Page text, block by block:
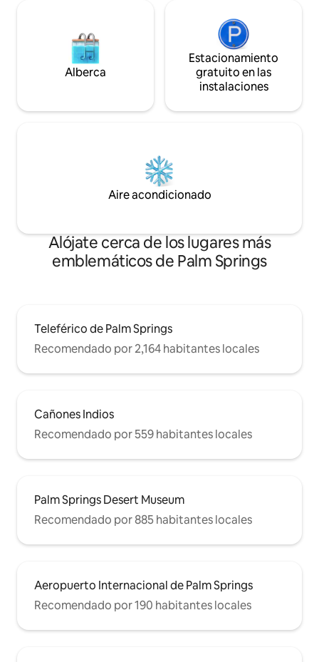
Alberca
Estacionamiento
gratuito en las
instalaciones
Aire acondicionado
Alójate cerca de los lugares más
emblemáticos de Palm Springs
Teleférico de Palm Springs
Recomendado por 2,164 habitantes locales
Cañones Indios
Recomendado por 559 habitantes locales
Palm Springs Desert Museum
Recomendado por 885 habitantes locales
Aeropuerto Internacional de Palm Springs
Recomendado por 190 habitantes locales